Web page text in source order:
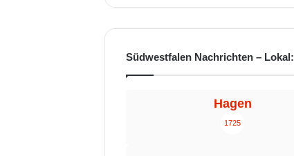
Südwestfalen Nachrichten – Lokal:
Hagen
1725